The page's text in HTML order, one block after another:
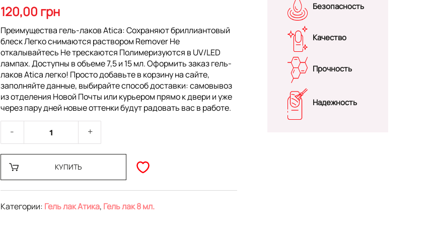
120,00 грн
Преимущества гель-лаков Atica: Сохраняют бриллиантовый
блеск Легко снимаются раствором Remover Не
откалывайтесь Не трескаются Полимеризуются в UV/LED
лампах. Доступны в объеме 7,5 и 15 мл. Оформить заказ гель-
лаков Atica легко! Просто добавьте в корзину на сайте,
заполняйте данные, выбирайте способ доставки: самовывоз
из отделения Новой Почты или курьером прямо к двери и уже
через пару дней новые оттенки будут радовать вас в работе.
КУПИТЬ
Категории: Гель лак Атика, Гель лак 8 мл.
Безопасность
Качество
Прочность
Надежность